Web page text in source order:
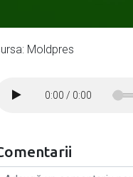
Moldpres
0:00 / 0:00